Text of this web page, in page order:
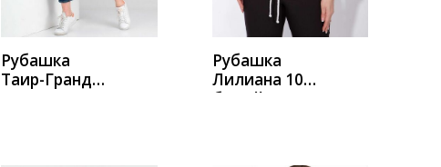
Рубашка
Таир-Гранд
Рубашка
Лилиана 1066
белый